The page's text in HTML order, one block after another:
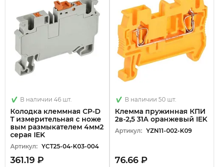
В наличии 46 шт.
Колодка клеммная CP-D
T измерительная с ноже
вым размыкателем 4мм2
серая IEK
Артикул: YCT25-04-K03-004
361.19 ₽
В наличии 50 шт.
Клемма пружинная КПИ
2в-2,5 31А оранжевый IEK
Артикул: YZN11-002-K09
76.66 ₽